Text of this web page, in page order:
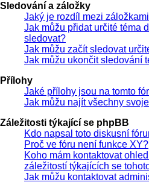
Sledování a záložky
Jaký je rozdíl mezi
Jak můžu přidat určité téma
sledovat?
Jak můžu začít sledovat
Jak můžu ukončit sledování
Přílohy
Jaké přílohy jsou na tomto
Jak můžu najít všechny
Záležitosti týkající se phpBB
Kdo napsal toto diskusní
Proč ve fóru není funkce XY?
Koho mám kontaktovat
záležitostí týkajících se
Jak můžu kontaktovat